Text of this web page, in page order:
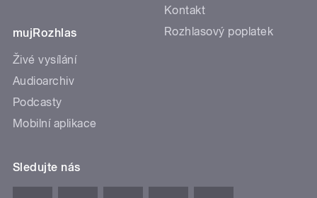
mujRozhlas
Živé vysílání
Audioarchiv
Podcasty
Mobilní aplikace
Kontakt
Rozhlasový poplatek
Sledujte nás